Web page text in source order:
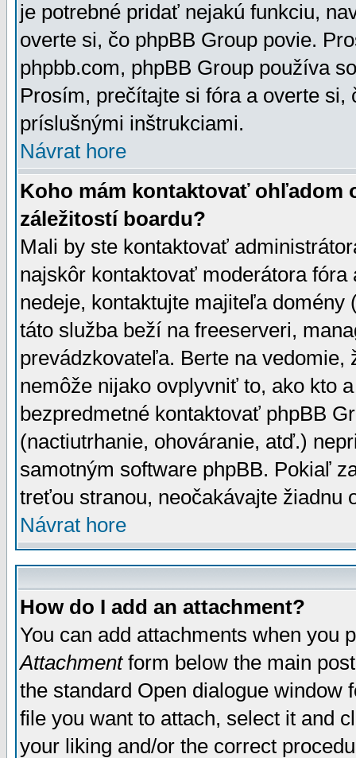
je potrebné pridať nejakú funkciu,
overte si, čo phpBB Group povie.
phpbb.com, phpBB Group používa
Prosím, prečítajte si fóra a overte
príslušnými inštrukciami.
Návrat hore
Koho mám kontaktovať ohľadom
záležitostí boardu?
Mali by ste kontaktovať
najskôr kontaktovať moderátora
nedeje, kontaktujte majiteľa
táto služba beží na freeserveri,
prevádzkovateľa. Berte na vedomie,
nemôže nijako ovplyvniť to, ako kto
bezpredmetné kontaktovať phpBB
(nactiutrhanie, ohováranie, atď.)
samotným software phpBB. Pokiaľ
treťou stranou, neočakávajte žiadnu
Návrat hore
How do I add an attachment?
You can add attachments when you
Attachmentform below the main
the standard Open dialogue window
file you want to attach, select it and
your liking and/or the correct